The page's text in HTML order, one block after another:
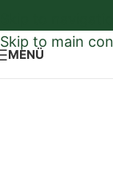
Skip to main
MENÜ